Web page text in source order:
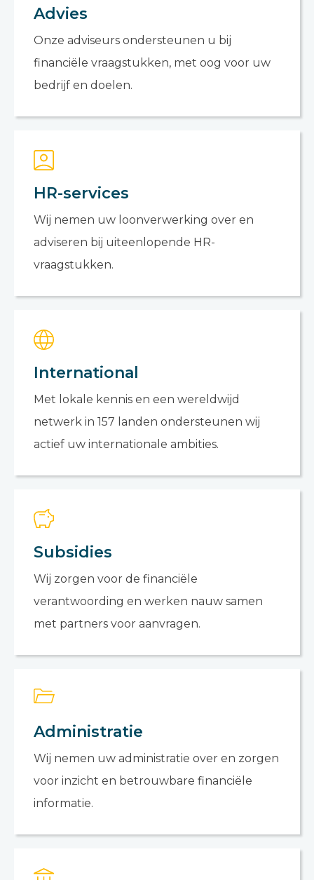
Advies
Onze adviseurs ondersteunen u bij
financiële vraagstukken, met oog voor uw
bedrijf en doelen.
HR-services
Wij nemen uw loonverwerking over en
adviseren bij uiteenlopende HR-
vraagstukken.
International
Met lokale kennis en een wereldwijd
netwerk in 157 landen ondersteunen wij
actief uw internationale ambities.
Subsidies
Wij zorgen voor de financiële
verantwoording en werken nauw samen
met partners voor aanvragen.
Administratie
Wij nemen uw administratie over en zorgen
voor inzicht en betrouwbare financiële
informatie.